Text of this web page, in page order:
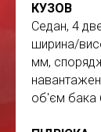
КУЗОВ
Седан, 4
ширина/
мм,
об'єм бака